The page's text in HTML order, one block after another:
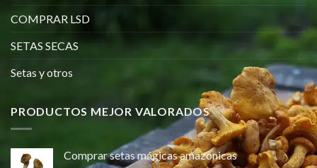
COMPRAR LSD
SETAS SECAS
Setas y otros
PRODUCTOS MEJOR VALORADOS
Comprar setas mágicas amazónicas